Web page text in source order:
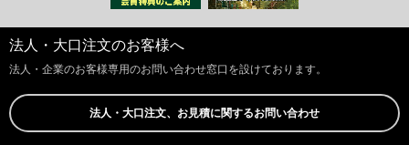
法人・大口注文のお客様へ
法人・企業のお客様専用のお問い合わせ窓口を設けております。
法人・大口注文、お見積に関するお問い合わせ